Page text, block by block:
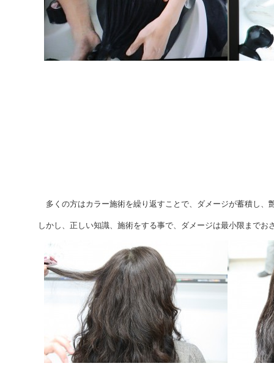
多くの方はカラー施術を繰り返すことで、ダメージが蓄積し、
しかし、正しい知識、施術をする事で、ダメージは最小限まで